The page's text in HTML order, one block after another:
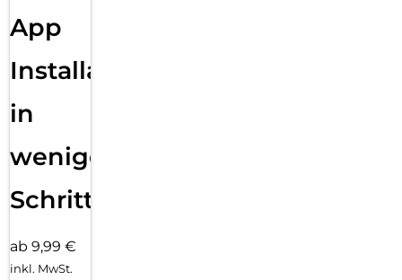
App
Installation
in
wenigen
Schritten
ab 9,99 €
inkl. MwSt.